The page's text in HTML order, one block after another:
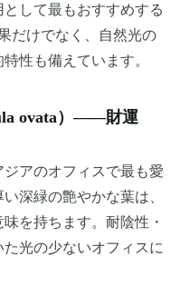
して最もおすすめする
だけでなく、自然光の
性も備えています。
ovata）——財運
アのオフィスで最も愛
深緑の艶やかな葉は、
を持ちます。耐陰性・
光の少ないオフィスに